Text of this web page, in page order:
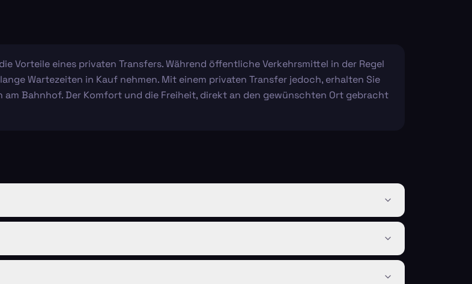
Vorteile eines privaten Transfers. Während öffentliche Verkehrsmittel in der Regel
Wartezeiten in Kauf nehmen. Mit einem privaten Transfer jedoch, erhalten Sie
Bahnhof. Der Komfort und die Freiheit, direkt an den gewünschten Ort gebracht